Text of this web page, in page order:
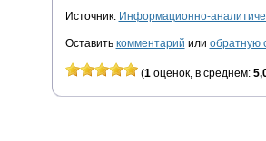
Источник: Информационно-
Оставить комментарий или обратную
(1 оценок, в среднем: